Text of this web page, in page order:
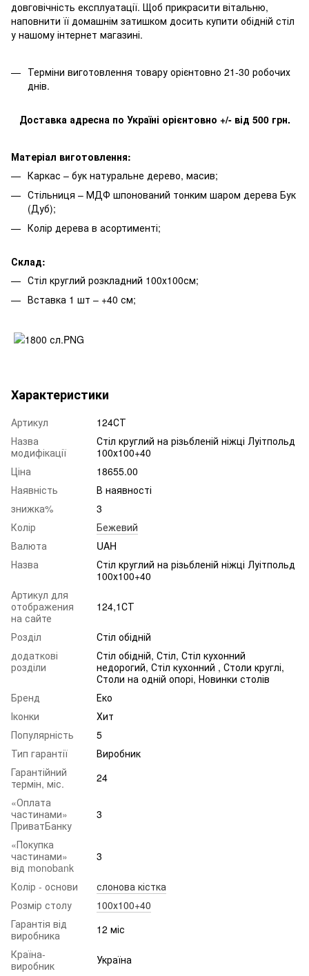
довговічність експлуатації. Щоб прикрасити вітальню,
наповнити її домашнім затишком досить купити обідній стіл
у нашому інтернет магазині.
Терміни виготовлення товару орієнтовно 21-30 робочих
днів.
Доставка адресна по Україні орієнтовно +/- від 500 грн.
Матеріал виготовлення:
Каркас – бук натуральне дерево, масив;
Стільниця – МДФ шпонований тонким шаром дерева Бук
(Дуб);
Колір дерева в асортименті;
Склад:
Стіл круглий розкладний 100х100см;
Вставка 1 шт – +40 см;
Характеристики
Артикул
124СТ
Назва
модифікації
Стіл круглий на різьбленій ніжці Луітпольд
100х100+40
Ціна
18655.00
Наявність
В наявності
знижка%
3
Колір
Бежевий
Валюта
UAH
Назва
Стіл круглий на різьбленій ніжці Луітпольд
100х100+40
Артикул для
отображения
на сайте
124,1СТ
Розділ
Стіл обідній
додаткові
розділи
Стіл обідній, Стіл, Стіл кухонний
недорогий, Стіл кухонний , Столи круглі,
Столи на одній опорі, Новинки столів
Бренд
Еко
Іконки
Хит
Популярність
5
Тип гарантії
Виробник
Гарантійний
термін, міс.
24
«Оплата
частинами»
ПриватБанку
3
«Покупка
частинами»
від monobank
3
Колір - основи
слонова кістка
Розмір столу
100х100+40
Гарантія від
виробника
12 міс
Країна-
виробник
Україна